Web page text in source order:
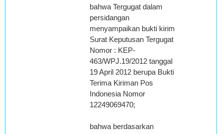
bahwa Tergugat dalam
persidangan
menyampaikan bukti kirim
Surat Keputusan Tergugat
Nomor : KEP-
463/WPJ.19/2012 tanggal
19 April 2012 berupa Bukti
Terima Kiriman Pos
Indonesia Nomor
12249069470;
bahwa berdasarkan